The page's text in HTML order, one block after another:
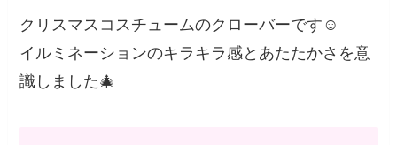
クリスマスコスチュームのクローバーです☺️
イルミネーションのキラキラ感とあたたかさを意
識しました🎄